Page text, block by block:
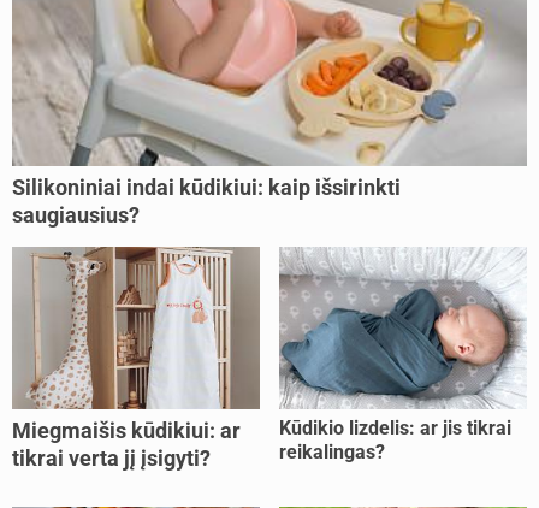
Silikoniniai indai kūdikiui: kaip išsirinkti
saugiausius?
Miegmaišis kūdikiui: ar
tikrai verta jį įsigyti?
Kūdikio lizdelis: ar jis tikrai
reikalingas?